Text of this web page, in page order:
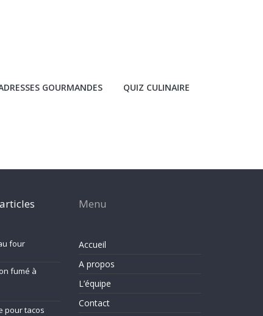
GOURMANDES QUIZ CULINAIRE
four
fumé à
pour tacos
Menu
Accueil
A propos
L’équipe
Contact